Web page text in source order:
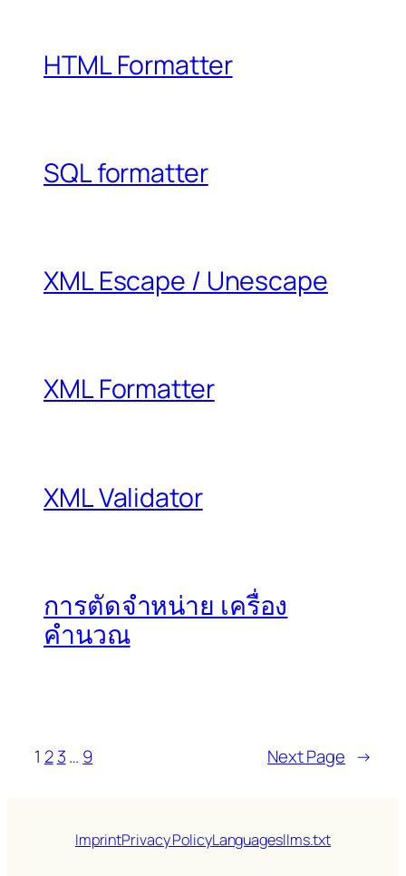
HTML Formatter
SQL formatter
XML Escape / Unescape
XML Formatter
XML Validator
การตัดจำหน่าย เครื่อง
คำนวณ
1 2 3… 9 Next Page →
ImprintPrivacy PolicyLanguagesllms.txt